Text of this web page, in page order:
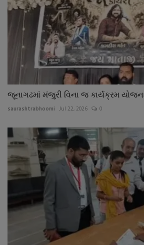
જૂનાગઢમાં મંજુરી વિના જ કાર્યક્રમ
saurashtrabhoomi Jul 22, 2026 0